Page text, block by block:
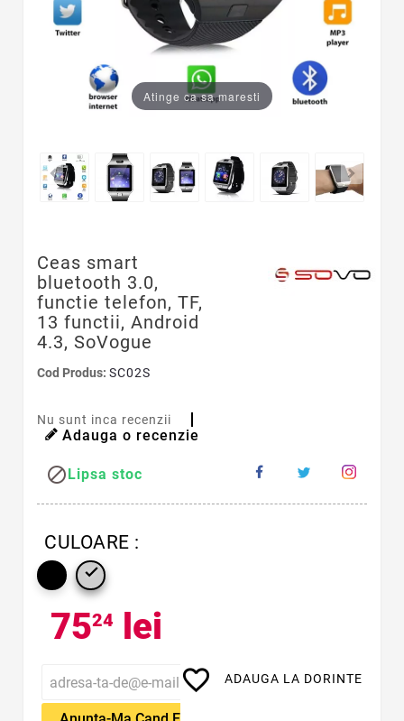
Atinge ca sa maresti
Ceas smart
bluetooth 3.0,
functie telefon, TF,
13 functii, Android
4.3, SoVogue
Cod Produs: SC02S
Nu sunt inca recenzii
Adauga o recenzie
Lipsa stoc
CULOARE :

7524 lei
favorite_border ADAUGA LA DORINTE